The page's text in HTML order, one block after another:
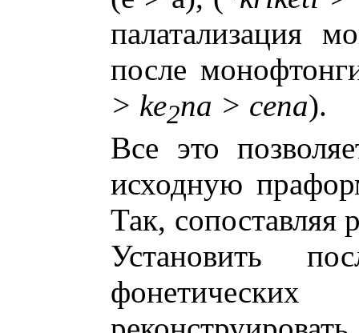
палатализация
после
> ke2na > cena).
Все это
исходную
Так,
Установить